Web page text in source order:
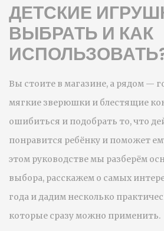
ДЕТСКИЕ
ВЫБРАТЬ И КАК
Вы стоите в магазине, а рядом —
мягкие зверюшки и блестящие
ошибиться и подобрать то, что
понравится ребёнку и поможет
этом руководстве мы разберём
выбора, расскажем о самых
года и дадим несколько
которые сразу можно применить.